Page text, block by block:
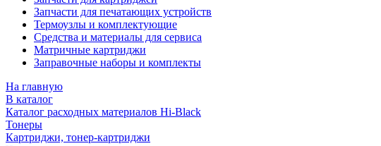
Запчасти для печатающих устройств
Термоузлы и комплектующие
Средства и материалы для сервиса
Матричные картриджи
Заправочные наборы и комплекты
На главную
В каталог
Каталог расходных материалов Hi-Black
Тонеры
Картриджи, тонер-картриджи